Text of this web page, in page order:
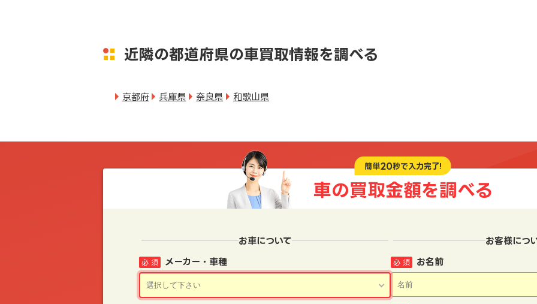
近隣の都道府県の車買取情報を調べる
京都府 兵庫県 奈良県 和歌山県
簡単20秒で入力完了!
車の買取金額を調べる
お車について
メーカー・車種
必 須
お客様につ
お名前
必 須